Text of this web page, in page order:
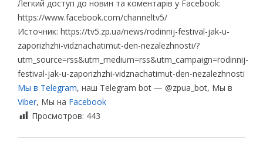
Легкий доступ до новин та коментарів у Facebook:
https://www.facebook.com/channeltv5/
Источник: https://tv5.zp.ua/news/rodinnij-festival-jak-u-
zaporizhzhi-vidznachatimut-den-nezalezhnosti/?
utm_source=rss&utm_medium=rss&utm_campaign=rodinnij-
festival-jak-u-zaporizhzhi-vidznachatimut-den-nezalezhnosti
Мы в Telegram, наш Telegram bot — @zpua_bot, Мы в
Viber, Мы на Facebook
Просмотров: 443